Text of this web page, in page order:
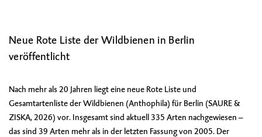
Neue Rote Liste der Wildbienen in Berlin
veröffentlicht
Nach mehr als 20 Jahren liegt eine neue Rote Liste und
Gesamtartenliste der Wildbienen (Anthophila) für Berlin (SAURE &
ZISKA, 2026) vor. Insgesamt sind aktuell 335 Arten nachgewiesen –
das sind 39 Arten mehr als in der letzten Fassung von 2005. Der